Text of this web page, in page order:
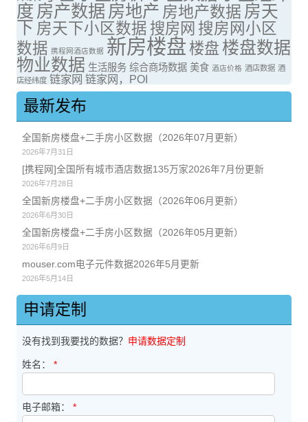
度 房产数据 房地产 房地产数据 房天
下 房天下小区数据 搜房网 搜房网小区
数据 携程网酒店数据 新房楼盘 楼盘 楼盘数据
物业数据 生活服务 综合商场数据 美食 酒店价格 酒店数据 酒
店经纬度 链家网 链家网，POI
最新发布
全国新房楼盘+二手房小区数据（2026年07月更新）
2026年7月31日
[携程网]全国所有城市酒店数据135万家2026年7月份更新
2026年7月28日
全国新房楼盘+二手房小区数据（2026年06月更新）
2026年6月30日
全国新房楼盘+二手房小区数据（2026年05月更新）
2026年6月9日
mouser.com电子元件数据2026年5月更新
2026年5月14日
申请定制
没有找到我要找的数据？ 申请数据定制
姓名： *
电子邮箱： *